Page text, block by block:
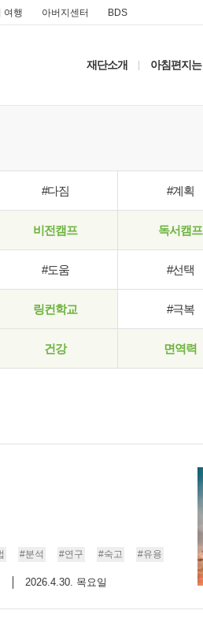
여행 아버지센터 BDS
재단소개 아침편지는
#다짐 #계획
비전캠프 독서캠프
#도움 #선택
링컨학교 #극복
건강 면역력
#분석 #연구 #숙고 #유용
2026.4.30. 목요일